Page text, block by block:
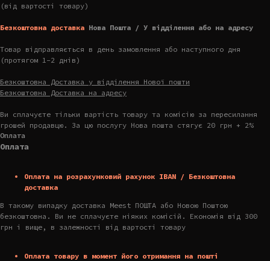
(від вартості товару)
Безкоштовна доставка Нова Пошта / У відділення або на адресу
Товар відправляється в день замовлення або наступного дня
(протягом 1-2 днів)
Безкоштовна Доставка у відділення Нової пошти
Безкоштовна Доставка на адресу
Ви сплачуєте тільки вартість товару та комісію за пересилання
грошей продавцю. За цю послугу Нова пошта стягує 20 грн + 2%
Оплата
Оплата
Оплата на розрахунковий рахунок IBAN / Безкоштовна
доставка
В такому випадку доставка Meest ПОШТА або Новою Поштою
безкоштовна. Ви не сплачуєте ніяких комісій. Економія від 300
грн і вище, в залежності від вартості товару
Оплата товару в момент його отримання на пошті